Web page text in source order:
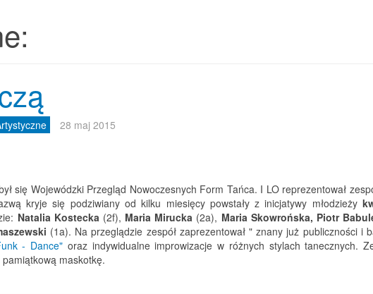
28 maj 2015
się Wojewódzki Przegląd Nowoczesnych Form Tańca. I LO reprezentował
kryje się podziwiany od kilku miesięcy powstały z inicjatywy młodzieży
Natalia Kostecka(2f), Maria Mirucka (2a), Maria Skowrońska, Piotr
(1a). Na przeglądzie zespół zaprezentował " znany już publiczności i
- Dance" oraz indywidualne improwizacje w różnych stylach tanecznych.
maskotkę.